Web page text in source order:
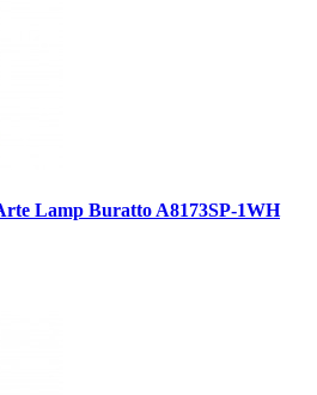
Lamp Buratto A8173SP-1WH